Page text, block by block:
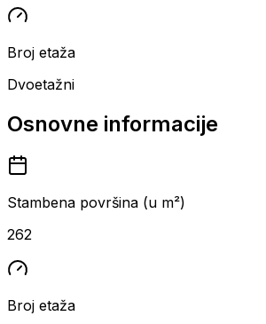
Broj etaža
Dvoetažni
Osnovne informacije
Stambena površina (u m²)
262
Broj etaža